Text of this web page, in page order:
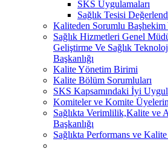
SKS Uygulamaları
Sağlık Tesisi
Kaliteden Sorumlu Başhekim
Sağlık Hizmetleri Genel
Geliştirme Ve Sağlık
Başkanlığı
Kalite Yönetim Birimi
Kalite Bölüm Sorumluları
SKS Kapsamındaki İyi
Komiteler ve Komite
Sağlıkta Verimlilik,Kalite ve
Başkanlığı
Sağlıkta Performans ve